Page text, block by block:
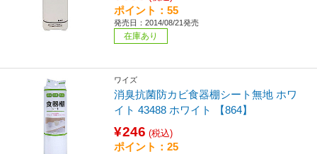
ポイント：55
発売日：2014/08/21発売
在庫あり
ワイズ
消臭抗菌防カビ食器棚シート無地 ホワ
イト 43488 ホワイト 【864】
¥246 (税込)
ポイント：25